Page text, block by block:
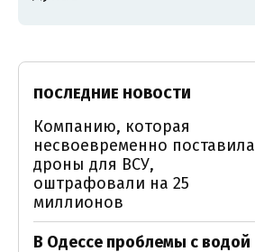
ПОСЛЕДНИЕ НОВОСТИ
Компанию, которая
несвоевременно поставила
дроны для ВСУ,
оштрафовали на 25
миллионов
В Одессе проблемы с водой